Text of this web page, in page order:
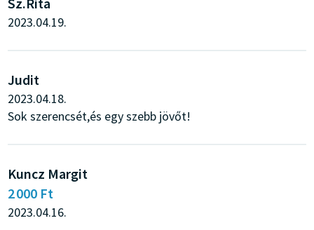
2023.04.19.
Judit
2023.04.18.
Sok szerencsét,és egy szebb jövőt!
Kuncz Margit
2 000 Ft
2023.04.16.